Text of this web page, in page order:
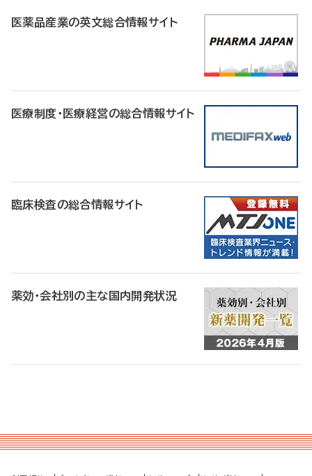
医薬品産業の英文総合情報サイト
医療制度・医療経営の総合情報サイト
臨床検査の総合情報サイト
薬効・会社別の主な国内開発状況